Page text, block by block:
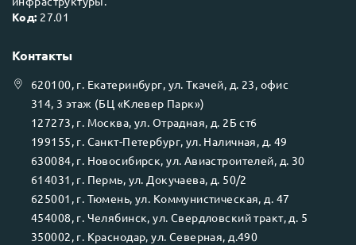
Код: 27.01
Контакты
620100, г. Екатеринбург, ул.Ткачей, д. 23, офис
314, 3 этаж (БЦ «Клевер Парк»)
127273, г. Москва, ул. Отрадная, д. 2Б ст6
199155, г. Санкт-Петербург, ул. Наличная, д. 49
630084, г. Новосибирск, ул. Авиастроителей, д. 30
614031 , г. Пермь, ул. Докучаева, д. 50/2
625001 , г. Тюмень, ул. Коммунистическая, д. 47
454008, г. Челябинск, ул. Свердловский тракт, д. 5
350002, г. Краснодар, ул. Северная, д.490